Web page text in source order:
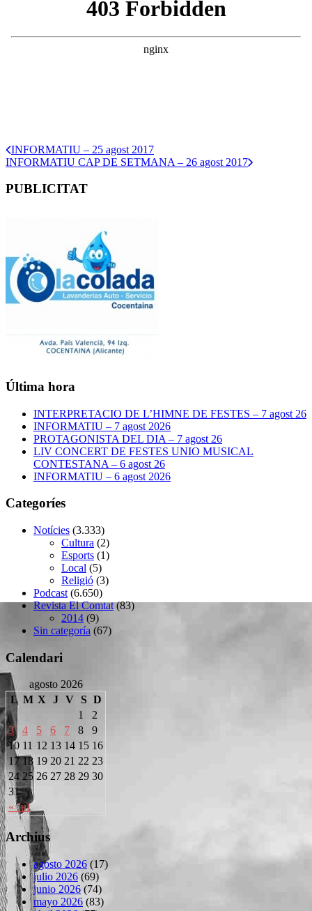
INFORMATIU – 25 agost 2017
INFORMATIU CAP DE SETMANA – 26 agost 2017
PUBLICITAT
Última hora
INTERPRETACIO DE L’HIMNE DE FESTES – 7 agost 26
INFORMATIU – 7 agost 2026
PROTAGONISTA DEL DIA – 7 agost 26
LIV CONCERT DE FESTES UNIO MUSICAL
CONTESTANA – 6 agost 26
INFORMATIU – 6 agost 2026
Categoríes
Notícies (3.333)
Cultura (2)
Esports (1)
Local (5)
Religió (3)
Podcast (6.650)
Revista El Comtat(83)
2014 (9)
Sin categoría (67)
Calendari
agosto 2026
L M X J V S D
« Jul
1
2
3
4 5 6 7 8
9
10 11 12 13 14 15 16
17 18 19 20 21 22 23
24 25 26 27 28 29 30
31
Archius
agosto 2026 (17)
julio 2026 (69)
junio 2026 (74)
mayo 2026 (83)